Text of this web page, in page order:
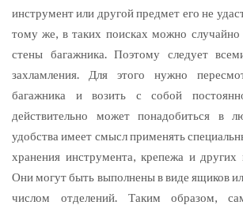
инструмент или другой предмет его не
тому же, в таких поисках можно случайно
стены багажника. Поэтому следует
захламления. Для этого нужно
багажника и возить с собой
действительно может понадобиться в
удобства имеет смысл применять
хранения инструмента, крепежа и других
Они могут быть выполнены в виде ящиков
числом отделений. Таким образом,